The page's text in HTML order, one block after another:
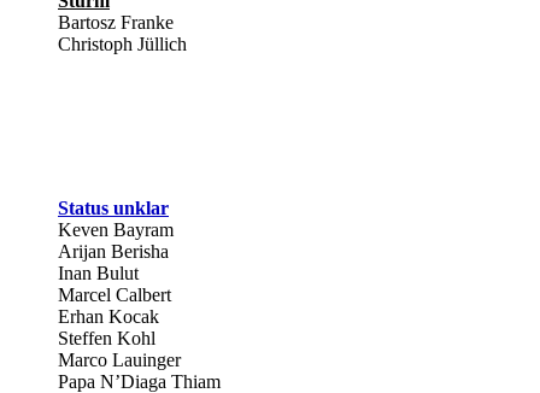
Bartosz Franke
Christoph Jüllich
Status unklar
Keven Bayram
Arijan Berisha
Inan Bulut
Marcel Calbert
Erhan Kocak
Steffen Kohl
Marco Lauinger
Papa N’Diaga Thiam